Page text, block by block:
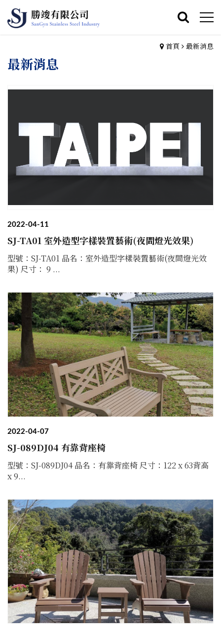
首頁 最新消息
最新消息
2022-04-11
SJ-TA01 室外造型字樣裝置藝術(夜間燈光效果)
型號：SJ-TA01 品名：室外造型字樣裝置藝術(夜間燈光效
果) 尺寸： 9 ...
2022-04-07
SJ-089DJ04 有靠背座椅
型號：SJ-089DJ04 品名：有靠背座椅 尺寸：122 x 63背高
x 9...